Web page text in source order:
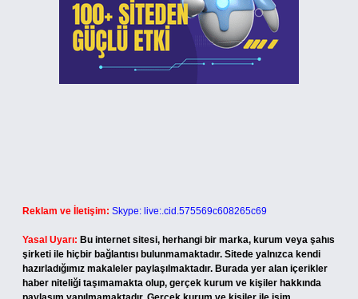
Reklam ve İletişim: Skype: live:.cid.575569c608265c69
Yasal Uyarı: Bu internet sitesi, herhangi bir marka, kurum veya şahıs
şirketi ile hiçbir bağlantısı bulunmamaktadır. Sitede yalnızca kendi
hazırladığımız makaleler paylaşılmaktadır. Burada yer alan içerikler
haber niteliği taşımamakta olup, gerçek kurum ve kişiler hakkında